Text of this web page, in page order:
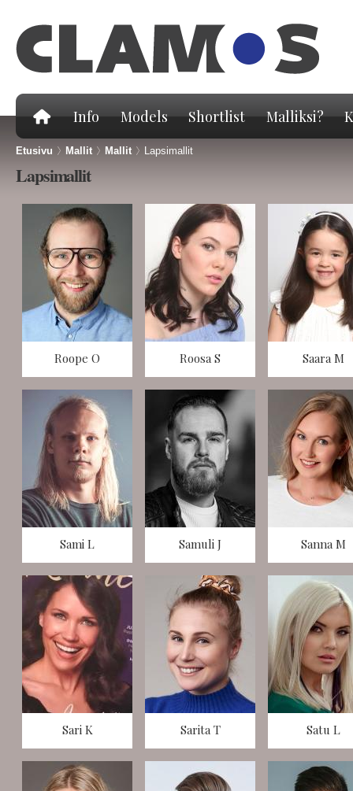
Info Models Shortlist Malliksi?
Etusivu > Mallit> Mallit> Lapsimallit
Lapsimallit
Roope O Roosa S Saara M
Sami L Samuli J Sanna M
Sari K Sarita T Satu L
Sivut